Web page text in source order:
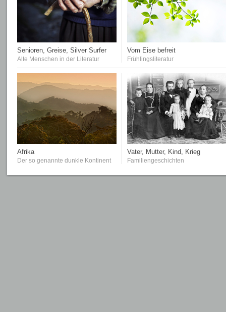
Senioren, Greise, Silver Surfer
Alte Menschen in der Literatur
Vom Eise befreit
Frühlingsliteratur
Afrika
Der so genannte dunkle Kontinent
Vater, Mutter, Kind, Krieg
Familiengeschichten